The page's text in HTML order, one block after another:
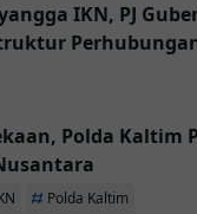
IKN, PJ
Polda Kaltim
Polda Kaltim